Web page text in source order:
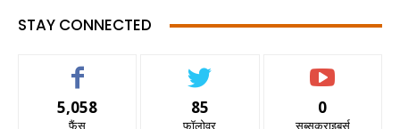
STAY CONNECTED
5,058
फैंस
85
फॉलोवर
0
सब्सक्राइबर्स